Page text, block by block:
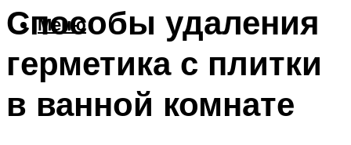
Меню
Способы удаления
герметика с плитки
в ванной комнате